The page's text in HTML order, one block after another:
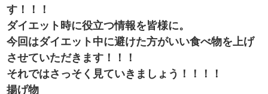
す！！！
ダイエット時に役立つ情報を皆様に。
今回はダイエット中に避けた方がいい食べ物を上げ
させていただきます！！！
それではさっそく見ていきましょう！！！！
揚げ物